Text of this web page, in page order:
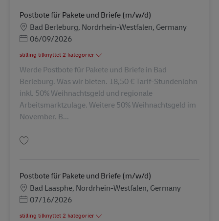
Postbote für Pakete und Briefe (m/w/d)
Lokation
Bad Berleburg, Nordrhein-Westfalen, Germany
Posted Date
06/09/2026
stilling tilknyttet 2 kategorier
Werde Postbote für Pakete und Briefe in Bad
Berleburg. Was wir bieten. 18,50 € Tarif-Stundenlohn
inkl. 50% Weihnachtsgeld und regionale
Arbeitsmarktzulage. Weitere 50% Weihnachtsgeld im
November. B...
Postbote für Pakete und Briefe (m/w/d)
Lokation
Bad Laasphe, Nordrhein-Westfalen, Germany
Posted Date
07/16/2026
stilling tilknyttet 2 kategorier